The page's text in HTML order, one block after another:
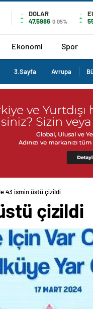
DOLAR
47,5986 0.05%
Ekonomi Spor
3.Sayfa Avrupa
43 ismin üstü çizildi
çizildi